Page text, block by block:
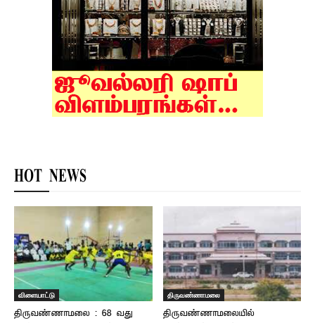
HOT NEWS
விளையாட்டு
திருவண்ணாமலை : 68 வது
திருவண்ணாமலை
திருவண்ணாமலையில்